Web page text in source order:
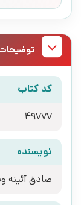
کد کتاب
49777
نویسنده
صادق آئینه